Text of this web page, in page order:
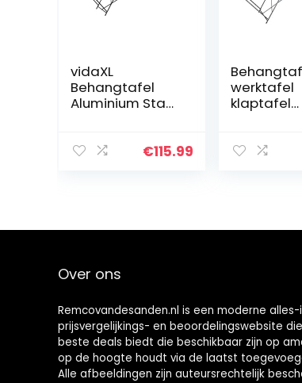
vidaXL
Behangtafel
Aluminium Staal
Klustafel
€115.99
werktafel
klaptafel
tafel
Over ons
Remcovandesanden.nl is een moderne
prijsvergelijkings- en beoordelingswebsite
beste deals biedt die beschikbaar zijn op
op de hoogte houdt via de laatst
Alle afbeeldingen zijn auteursrechtelijk